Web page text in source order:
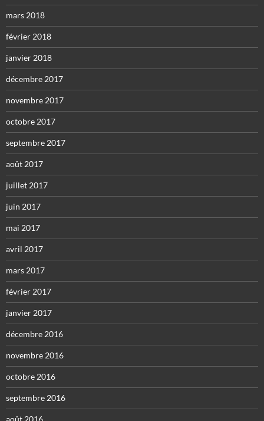
mars 2018
février 2018
janvier 2018
décembre 2017
novembre 2017
octobre 2017
septembre 2017
août 2017
juillet 2017
juin 2017
mai 2017
avril 2017
mars 2017
février 2017
janvier 2017
décembre 2016
novembre 2016
octobre 2016
septembre 2016